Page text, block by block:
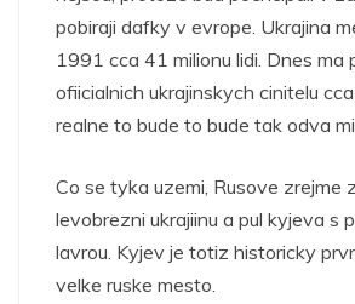
pobiraji dafky v evrope. Ukrajina
1991 cca 41 milionu lidi. Dnes ma
ofiicialnich ukrajinskych cinitelu
realne to bude to bude tak odva
Co se tyka uzemi, Rusove zrejme
levobrezni ukrajiinu a pul kyjeva s
lavrou. Kyjev je totiz historicky
velke ruske mesto.